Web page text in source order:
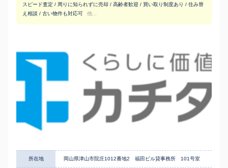
スピード査定 / 周りに知られずに売却 / 高齢者歓迎 / 買い取り制度あり / 住み替
え相談 / 古い物件も対応可
他...
所在地 岡山県津山市院庄1012番地2 福田ビル貸事務所 101号室